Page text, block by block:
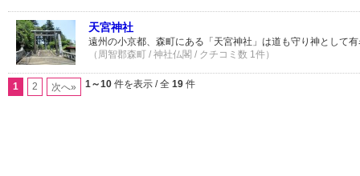
天宮神社
遠州の小京都、森町にある「天宮神社」は道も守り神として
（周智郡森町 / 神社仏閣 / クチコミ数 1件）
1 2 次へ» 1～10 件を表示 / 全 19 件